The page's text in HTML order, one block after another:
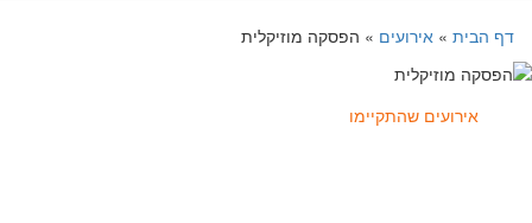
דף הבית» אירועים» הפסקה מוזיקלית
אירועים שהתקיימו